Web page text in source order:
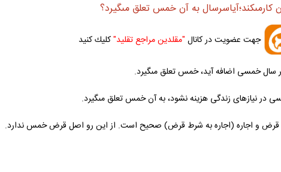
كارمى‏كند؛آياسرسال به آن خمس تعلق مى‏گيرد؟
جهت عضويت در كانال "مقلدين مراجع تقليد"كليك كنيد
خمسى اضافه آيد، خمس تعلق مى‏گيرد.